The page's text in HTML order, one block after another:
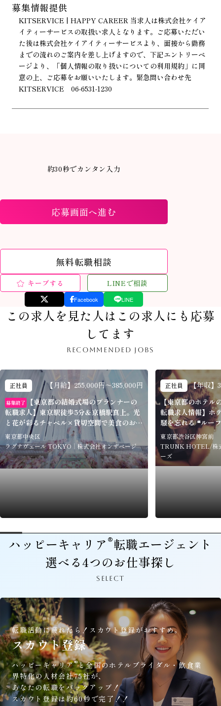
募集情報提供
KITSERVICE | HAPPY CAREER 当求人は株式会社ケイア
イティーサービスの取扱い求人となります。ご応募いただい
た後は株式会社ケイアイティーサービスより、面接から勤務
までの流れのご案内を差し上げますので、下記エントリーペ
ージより、「個人情報の取り扱いについての利用規約」に同
意の上、ご応募をお願いいたします。緊急問い合わせ先
KITSERVICE 06-6531-1230
約30秒でカンタン入力
応募画面へ進む
無料転職相談
キープする LINEで相談
Facebook LINE
この求人を見た人はこの求人にも応募
してます
RECOMMENDED JOBS
正社員 【月給】255,000円～385,000円
募集終了
【東京都の結婚式場のプランナーの
転職求人】東京駅徒歩5分＆京橋駅真上。光
と花が彩るチャペル×貸切空間で美食のおも
てなし「ラグナヴェール ＴＯＫＹＯ」
東京都中央区
ラグナヴェール TOKYO｜株式会社オンザページ
正社員
【年収】
【東京都のホテル
転職求人情報】ホ
騒を忘れる ❝ルー
ラルウェディング
HOTEL
東京都渋谷区神宮前
TRUNK HOTEL/株
ーズ
ハッピーキャリア®転職エージェント
選べる4つのお仕事探し
SELECT
転職活動に疲れたら！ スカウト登録がおすすめ。
スカウト登録
ハッピーキャリア®と全国のホテルブライダル・飲食業
界特化の人材会社75社が、
あなたの転職をバックアップ！
スカウト登録は約60秒で完了！！